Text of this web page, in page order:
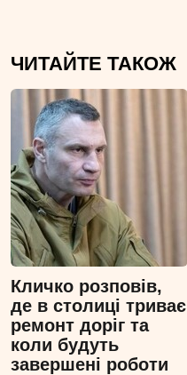
ЧИТАЙТЕ ТАКОЖ
Кличко розповів,
де в столиці триває
ремонт доріг та
коли будуть
завершені роботи